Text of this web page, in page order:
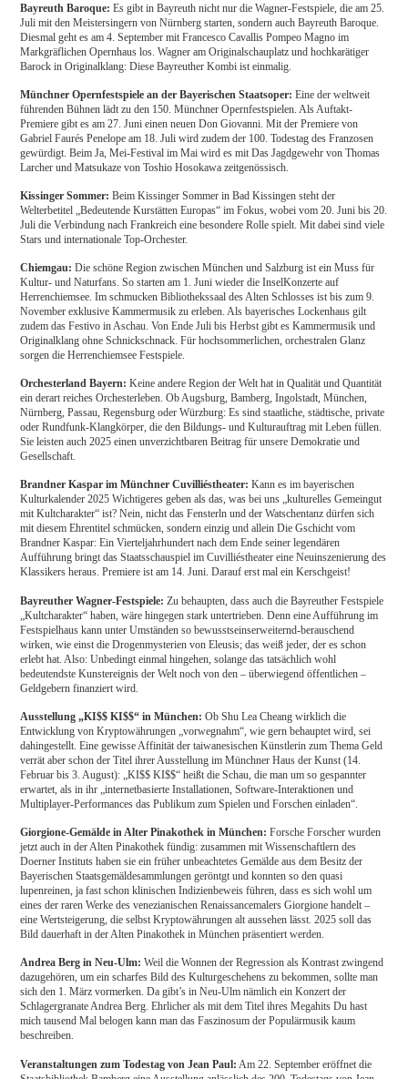
Bayreuth Baroque: Es gibt in Bayreuth nicht nur die Wagner-Festspiele, die am 25.
Juli mit den Meistersingern von Nürnberg starten, sondern auch Bayreuth Baroque.
Diesmal geht es am 4. September mit Francesco Cavallis Pompeo Magno im
Markgräflichen Opernhaus los. Wagner am Originalschauplatz und hochkarätiger
Barock in Originalklang: Diese Bayreuther Kombi ist einmalig.
Münchner Opernfestspiele an der Bayerischen Staatsoper:Eine der weltweit
führenden Bühnen lädt zu den 150. Münchner Opernfestspielen. Als Auftakt-
Premiere gibt es am 27. Juni einen neuen Don Giovanni. Mit der Premiere von
Gabriel Faurés Penelope am 18. Juli wird zudem der 100. Todestag des Franzosen
gewürdigt. Beim Ja, Mei-Festival im Mai wird es mit Das Jagdgewehr von Thomas
Larcher und Matsukaze von Toshio Hosokawa zeitgenössisch.
Kissinger Sommer: Beim Kissinger Sommer in Bad Kissingen steht der
Welterbetitel „Bedeutende Kurstätten Europas“ im Fokus, wobei vom 20. Juni bis 20.
Juli die Verbindung nach Frankreich eine besondere Rolle spielt. Mit dabei sind viele
Stars und internationale Top-Orchester.
Chiemgau: Die schöne Region zwischen München und Salzburg ist ein Muss für
Kultur- und Naturfans. So starten am 1. Juni wieder die InselKonzerte auf
Herrenchiemsee. Im schmucken Bibliothekssaal des Alten Schlosses ist bis zum 9.
November exklusive Kammermusik zu erleben. Als bayerisches Lockenhaus gilt
zudem das Festivo in Aschau. Von Ende Juli bis Herbst gibt es Kammermusik und
Originalklang ohne Schnickschnack. Für hochsommerlichen, orchestralen Glanz
sorgen die Herrenchiemsee Festspiele.
Orchesterland Bayern:Keine andere Region der Welt hat in Qualität und Quantität
ein derart reiches Orchesterleben. Ob Augsburg, Bamberg, Ingolstadt, München,
Nürnberg, Passau, Regensburg oder Würzburg: Es sind staatliche, städtische, private
oder Rundfunk-Klangkörper, die den Bildungs- und Kulturauftrag mit Leben füllen.
Sie leisten auch 2025 einen unverzichtbaren Beitrag für unsere Demokratie und
Gesellschaft.
Brandner Kaspar im Münchner Cuvilliéstheater:Kann es im bayerischen
Kulturkalender 2025 Wichtigeres geben als das, was bei uns „kulturelles Gemeingut
mit Kultcharakter“ ist? Nein, nicht das Fensterln und der Watschentanz dürfen sich
mit diesem Ehrentitel schmücken, sondern einzig und allein Die Gschicht vom
Brandner Kaspar: Ein Vierteljahrhundert nach dem Ende seiner legendären
Aufführung bringt das Staatsschauspiel im Cuvilliéstheater eine Neuinszenierung des
Klassikers heraus. Premiere ist am 14. Juni. Darauf erst mal ein Kerschgeist!
Bayreuther Wagner-Festspiele: Zu behaupten, dass auch die Bayreuther Festspiele
„Kultcharakter“ haben, wäre hingegen stark untertrieben. Denn eine Aufführung im
Festspielhaus kann unter Umständen so bewusstseinserweiternd-berauschend
wirken, wie einst die Drogenmysterien von Eleusis; das weiß jeder, der es schon
erlebt hat. Also: Unbedingt einmal hingehen, solange das tatsächlich wohl
bedeutendste Kunstereignis der Welt noch von den – überwiegend öffentlichen –
Geldgebern finanziert wird.
Ausstellung „KI$$ KI$$“ in München: Ob Shu Lea Cheang wirklich die
Entwicklung von Kryptowährungen „vorwegnahm“, wie gern behauptet wird, sei
dahingestellt. Eine gewisse Affinität der taiwanesischen Künstlerin zum Thema Geld
verrät aber schon der Titel ihrer Ausstellung im Münchner Haus der Kunst (14.
Februar bis 3. August): „KI$$ KI$$“ heißt die Schau, die man um so gespannter
erwartet, als in ihr „internetbasierte Installationen, Software-Interaktionen und
Multiplayer-Performances das Publikum zum Spielen und Forschen einladen“.
Giorgione-Gemälde in Alter Pinakothek in München: Forsche Forscher wurden
jetzt auch in der Alten Pinakothek fündig: zusammen mit Wissenschaftlern des
Doerner Instituts haben sie ein früher unbeachtetes Gemälde aus dem Besitz der
Bayerischen Staatsgemäldesammlungen geröntgt und konnten so den quasi
lupenreinen, ja fast schon klinischen Indizienbeweis führen, dass es sich wohl um
eines der raren Werke des venezianischen Renaissancemalers Giorgione handelt –
eine Wertsteigerung, die selbst Kryptowährungen alt aussehen lässt. 2025 soll das
Bild dauerhaft in der Alten Pinakothek in München präsentiert werden.
Andrea Berg in Neu-Ulm:Weil die Wonnen der Regression als Kontrast zwingend
dazugehören, um ein scharfes Bild des Kulturgeschehens zu bekommen, sollte man
sich den 1. März vormerken. Da gibt’s in Neu-Ulm nämlich ein Konzert der
Schlagergranate Andrea Berg. Ehrlicher als mit dem Titel ihres Megahits Du hast
mich tausend Mal belogen kann man das Faszinosum der Populärmusik kaum
beschreiben.
Veranstaltungen zum Todestag von Jean Paul: Am 22. September eröffnet die